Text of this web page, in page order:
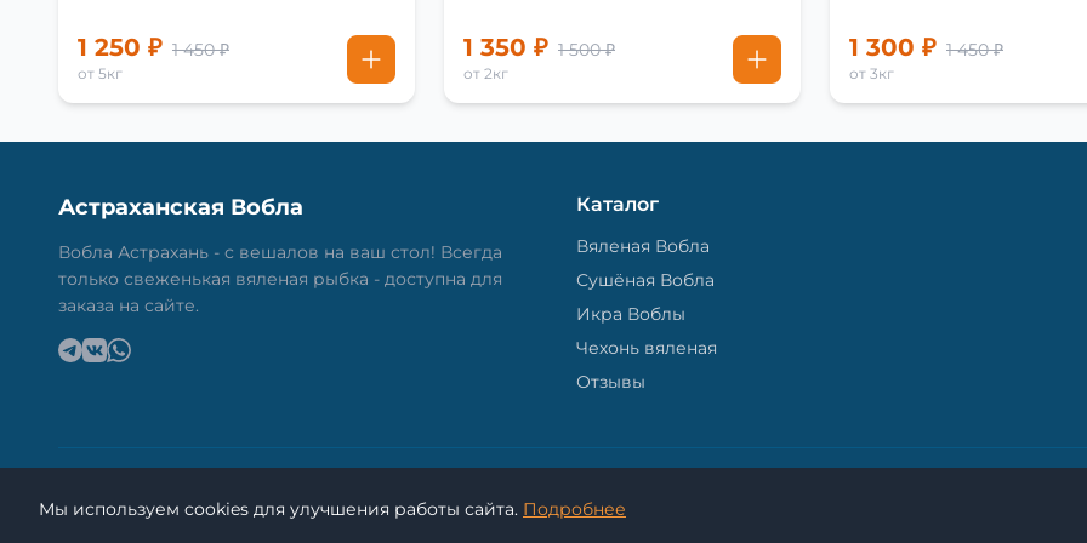
1 250 ₽ 1 450 ₽
от 5кг
1 350 ₽ 1 500 ₽
от 2кг
1 300 ₽ 1 450 ₽
от 3кг
Астраханская Вобла
Вобла Астрахань - с вешалов на ваш стол! Всегда
только свеженькая вяленая рыбка - доступна для
заказа на сайте.
Каталог
Вяленая Вобла
Сушёная Вобла
Икра Воблы
Чехонь вяленая
Отзывы
Мы используем cookies для улучшения работы сайта. Подробнее